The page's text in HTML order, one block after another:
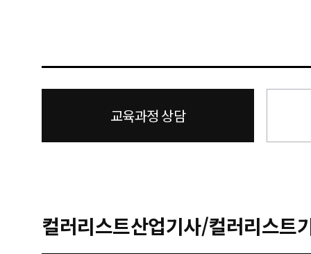
교육과정 상담
컬러리스트산업기사/컬러리스트